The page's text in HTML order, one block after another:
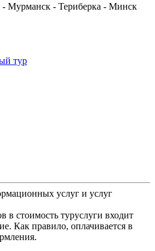
Мурманск - Териберка - Минск
тур
услуг и услуг
в стоимость туруслуги входит
Как правило, оплачивается в